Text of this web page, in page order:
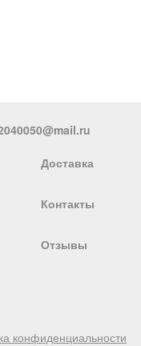
Доставка
Контакты
Отзывы
конфиденциальности